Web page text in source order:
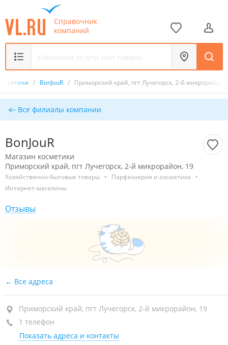
Справочник
компаний
/ BonJouR / Приморский край, пгт Лучегорск, 2-й микрорайон,
Все филиалы компании
BonJouR
Магазин косметики
Приморский край, пгт Лучегорск, 2-й микрорайон, 19
Хозяйственно-бытовые товары • Парфюмерия и косметика
•
Интернет-магазины
Отзывы
Все адреса
Приморский край, пгт Лучегорск, 2-й микрорайон, 19
1 телефон
Показать адреса и контакты